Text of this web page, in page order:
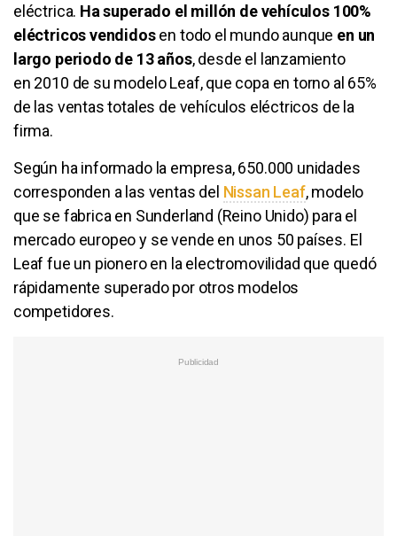
eléctrica. Ha superado el millón de vehículos 100%
eléctricos vendidosen todo el mundo aunque en un
largo periodo de 13 años, desde el lanzamiento
en 2010 de su modelo Leaf, que copa en torno al 65%
de las ventas totales de vehículos eléctricos de la
firma.
Según ha informado la empresa, 650.000 unidades
corresponden a las ventas del Nissan Leaf, modelo
que se fabrica en Sunderland (Reino Unido) para el
mercado europeo y se vende en unos 50 países. El
Leaf fue un pionero en la electromovilidad que quedó
rápidamente superado por otros modelos
competidores.